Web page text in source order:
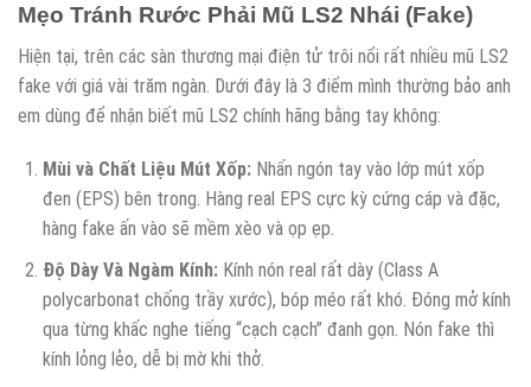
Mẹo Tránh Rước Phải Mũ LS2 Nhái (Fake)
Hiện tại, trên các sàn thương mại điện tử trôi nổi rất nhiều mũ LS2
fake với giá vài trăm ngàn. Dưới đây là 3 điểm mình thường bảo anh
em dùng để nhận biết mũ LS2 chính hãng bằng tay không:
Mùi và Chất Liệu Mút Xốp:Nhấn ngón tay vào lớp mút xốp
đen (EPS) bên trong. Hàng real EPS cực kỳ cứng cáp và đặc,
hàng fake ấn vào sẽ mềm xèo và ọp ẹp.
Độ Dày Và Ngàm Kính:Kính nón real rất dày (Class A
polycarbonat chống trầy xước), bóp méo rất khó. Đóng mở kính
qua từng khấc nghe tiếng “cạch cạch” đanh gọn. Nón fake thì
kính lỏng lẻo, dễ bị mờ khi thở.